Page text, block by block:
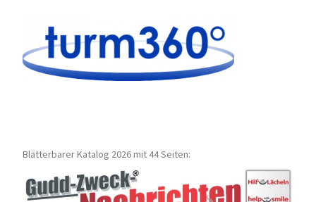
Blätterbarer Katalog 2026 mit 44 Seiten: